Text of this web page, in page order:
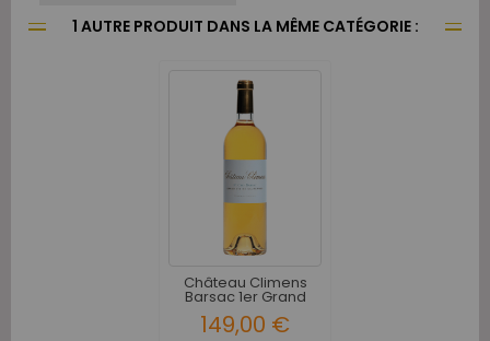
1 AUTRE PRODUIT DANS LA MÊME CATÉGORIE :
Château Climens
Barsac 1er Grand
149,00 €